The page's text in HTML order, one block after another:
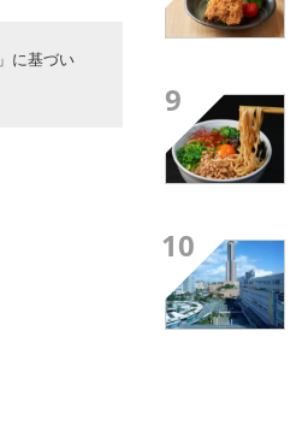
」に基づい
9
10